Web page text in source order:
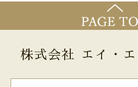
株式会社 エイ・